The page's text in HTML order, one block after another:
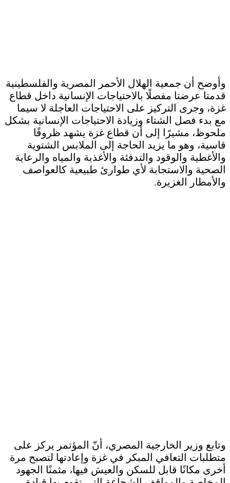
وأوضح أن جمعية الهلال الأحمر المصرية والفلسطينية
قدمتا عرضتا مفصلًا بالاحتياجات الإنسانية داخل قطاع
غزة، وجرى التركيز على الاحتياجات العاجلة لا سيما
مع بدء فصل الشتاء وزيادة الاحتياجات الإنسانية بشكل
ملحوظ، مشيرًا إلى أن قطاع غزة يشهد ظروفًا
قاسية، وهو ما يزيد الحاجة إلى الملابس الشتوية
والأغطية والوقود والتدفئة والأغذية والمياه والرعاية
الصحية والاستجابة لأي طوارئ طبيعية كالعواصف
والأمطار الغزيرة.
وتابع وزير الخارجية المصري، أنّ المؤتمر يركز على
متطلبات التعافي المبكر في غزة وإعادتها لتصبح مرة
أخرى مكانًا قابل للسكن والعيش فيها، مثمنًا الجهود